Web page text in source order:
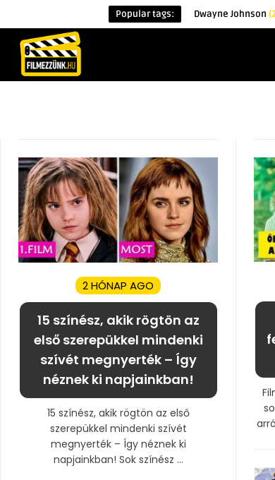
Popular tags: Dwayne Johnson
2 HÓNAP AGO
15 színész, akik rögtön az
első szerepükkel mindenki
szívét megnyerték – Így
néznek ki napjainkban!
15 színész, akik rögtön az első
szerepükkel mindenki szívét
megnyerték – Így néznek ki
napjainkban! Sok színész ...